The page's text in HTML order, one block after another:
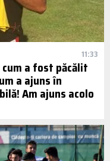
11:33
a fost păcălit
a ajuns în
Am ajuns acolo